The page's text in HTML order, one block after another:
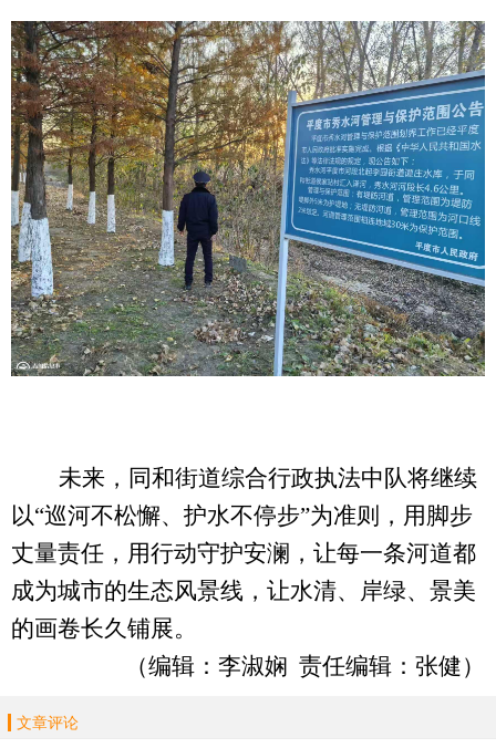
未来， 同和街道综合行政执法中队将继续
以“巡河不松懈、护水不停步”为准则，用脚步
丈量责任，用行动守护安澜，让每一条河道都
成为城市的生态风景线，让水清、岸绿、景美
的画卷长久铺展。
（编辑：李淑娴 责任编辑：张健）
文章评论